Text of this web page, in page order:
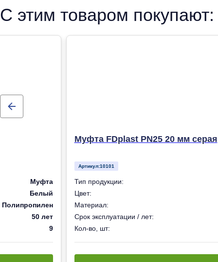
отопления
С этим товаром покупают:
Муфта
Белый
Полипропилен
50 лет
9
Муфта FDplast PN25 20 мм серая
Артикул:10101
Тип продукции:
Цвет:
Материал:
Срок эксплуатации / лет:
Кол-во, шт: